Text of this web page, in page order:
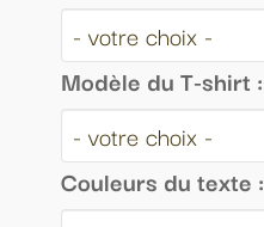
Modèle du T-shirt :
Couleurs du texte :